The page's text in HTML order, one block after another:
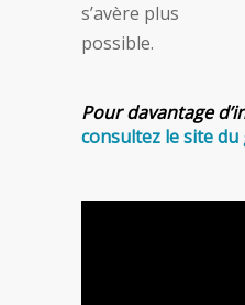
s’avère plus
possible.
Pour davantage
consultez le site